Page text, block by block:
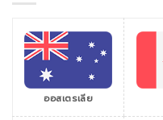
ออสเตรเลีย